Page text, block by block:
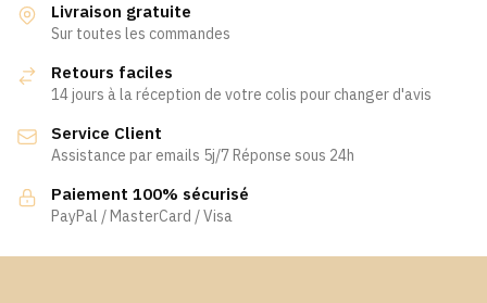
Livraison gratuite
Sur toutes les commandes
Retours faciles
14 jours à la réception de votre colis pour changer d'avis
Service Client
Assistance par emails 5j/7 Réponse sous 24h
Paiement 100% sécurisé
PayPal / MasterCard / Visa